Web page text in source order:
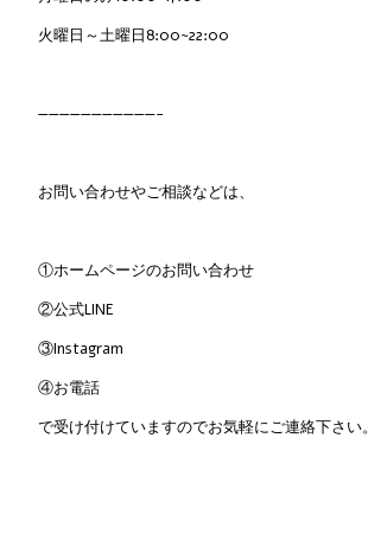
火曜日～土曜日8:00~22:00
———————————-
お問い合わせやご相談などは、
①ホームページのお問い合わせ
②公式LINE
③Instagram
④お電話
で受け付けていますのでお気軽にご連絡下さい。